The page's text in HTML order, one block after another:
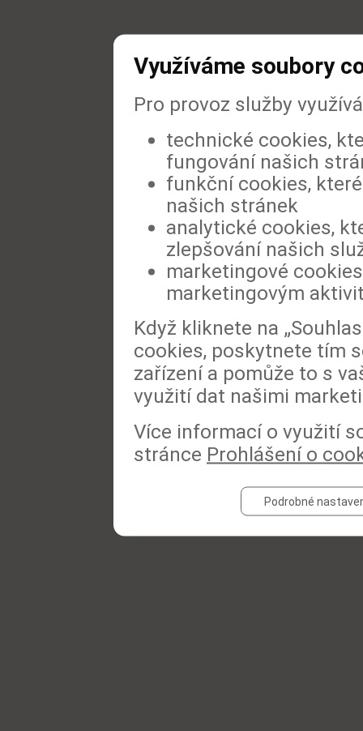
Využíváme soubory
Pro provoz služby
technické cookies,
fungování našich
funkční cookies,
našich stránek
analytické cookies,
zlepšování našich
marketingové
marketingovým
Když kliknete na
cookies, poskytnete tím
zařízení a pomůže to s
využití dat našimi
Více informací o využití
stránce Prohlášení o
Podrobné